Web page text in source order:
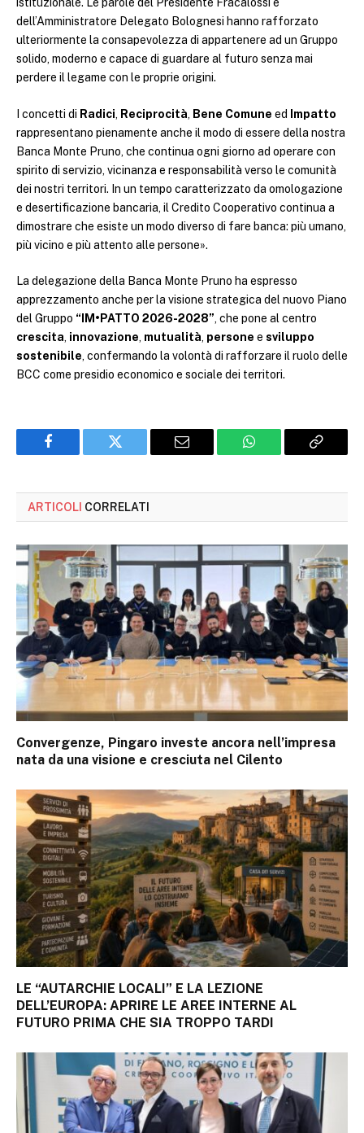
istituzionale. Le parole del Presidente Fracalossi e
dell’Amministratore Delegato Bolognesi hanno rafforzato
ulteriormente la consapevolezza di appartenere ad un Gruppo
solido, moderno e capace di guardare al futuro senza mai
perdere il legame con le proprie origini.
I concetti di Radici, Reciprocità, Bene Comune ed
Impatto
rappresentano pienamente anche il modo di essere della nostra
Banca Monte Pruno, che continua ogni giorno ad operare con
spirito di servizio, vicinanza e responsabilità verso le comunità
dei nostri territori. In un tempo caratterizzato da omologazione
e desertificazione bancaria, il Credito Cooperativo continua a
dimostrare che esiste un modo diverso di fare banca: più umano,
più vicino e più attento alle persone».
La delegazione della Banca Monte Pruno ha espresso
apprezzamento anche per la visione strategica del nuovo Piano
del Gruppo “IM•PATTO 2026-2028”, che pone al centro
crescita, innovazione, mutualità, persone e sviluppo
sostenibile, confermando la volontà di rafforzare il ruolo delle
BCC come presidio economico e sociale dei territori.
Facebook Twitter Email WhatsApp Copy
ARTICOLI CORRELATI
Convergenze, Pingaro investe ancora nell’impresa
nata da una visione e cresciuta nel Cilento
LE “AUTARCHIE LOCALI” E LA LEZIONE
DELL’EUROPA: APRIRE LE AREE INTERNE AL
FUTURO PRIMA CHE SIA TROPPO TARDI